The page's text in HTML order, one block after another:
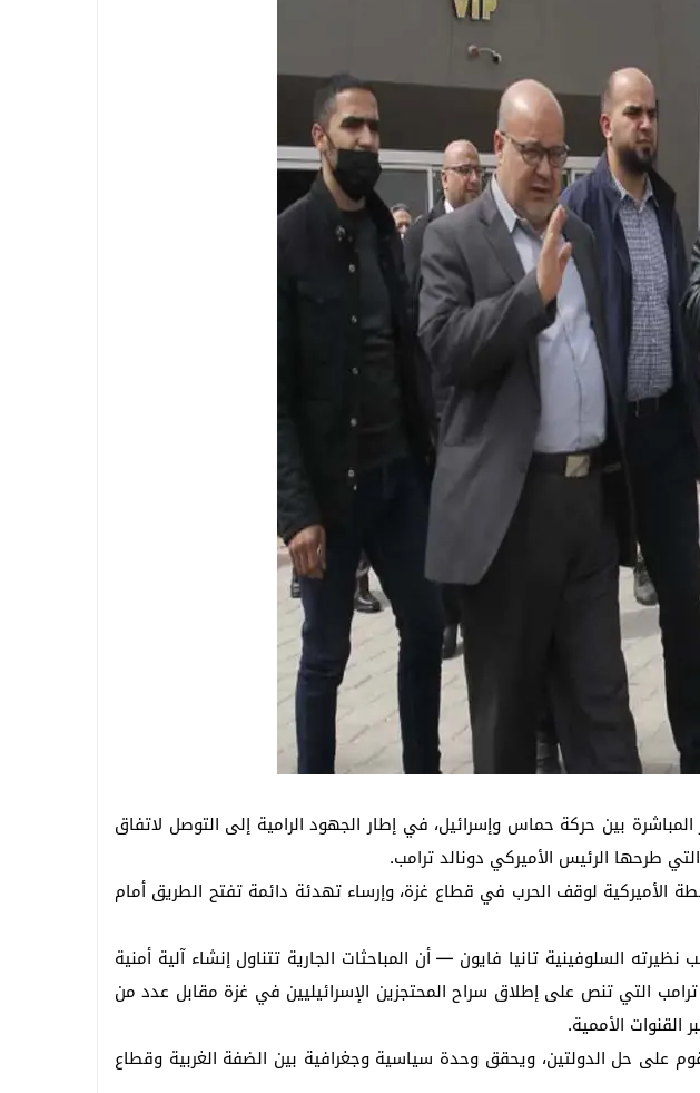
في تاريخ الرعاية الصحية بالجيزة
يصدر القرار منصفًا لأصحابها
وموعد التنفيذ
بين حركة حماس وإسرائيل، في إطار الجهود الرامية إلى التوصل لاتفاق
طرحها الرئيس الأميركي دونالد ترامب.
لوقف الحرب في قطاع غزة، وإرساء تهدئة دائمة تفتح الطريق أمام
السلوفينية تانيا فايون — أن المباحثات الجارية تتناول إنشاء آلية أمنية
التي تنص على إطلاق سراح المحتجزين الإسرائيليين في غزة مقابل عدد من
الأممية.
حل الدولتين، ويحقق وحدة سياسية وجغرافية بين الضفة الغربية وقطاع